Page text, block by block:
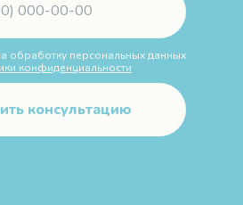
обработку персональных данных
конфиденциальности
консультацию